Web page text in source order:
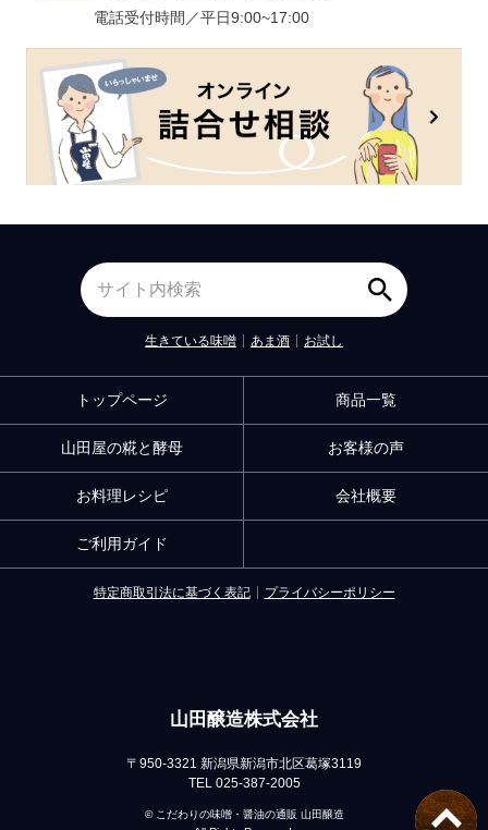
電話受付時間／平日9:00~17:00
生きている味噌 あま酒 お試し
トップページ 商品一覧
山田屋の糀と酵母 お客様の声
お料理レシピ 会社概要
ご利用ガイド
特定商取引法に基づく表記 プライバシーポリシー
山田醸造株式会社
〒950-3321 新潟県新潟市北区葛塚3119
TEL 025-387-2005
© こだわりの味噌・醤油の通販 山田醸造